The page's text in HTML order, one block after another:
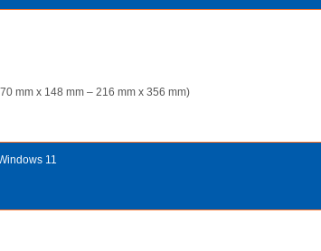
mm x 148 mm – 216 mm x 356 mm)
11